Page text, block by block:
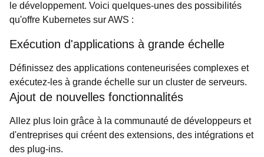
le développement. Voici quelques-unes des possibilités
qu'offre Kubernetes sur AWS :
Exécution d'applications à grande échelle
Définissez des applications conteneurisées complexes et
exécutez-les à grande échelle sur un cluster de serveurs.
Ajout de nouvelles fonctionnalités
Allez plus loin grâce à la communauté de développeurs et
d'entreprises qui créent des extensions, des intégrations et
des plug-ins.